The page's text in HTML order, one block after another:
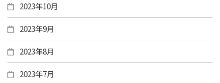
2023年10月
2023年9月
2023年8月
2023年7月